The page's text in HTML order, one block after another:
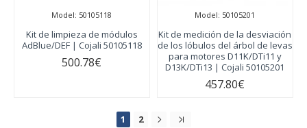
Model: 50105118
Kit de limpieza de módulos
AdBlue/DEF | Cojali 50105118
500.78€
Model: 50105201
Kit de medición de la desviación
de los lóbulos del árbol de levas
para motores D11K/DTi11 y
D13K/DTi13 | Cojali 50105201
457.80€
1
2